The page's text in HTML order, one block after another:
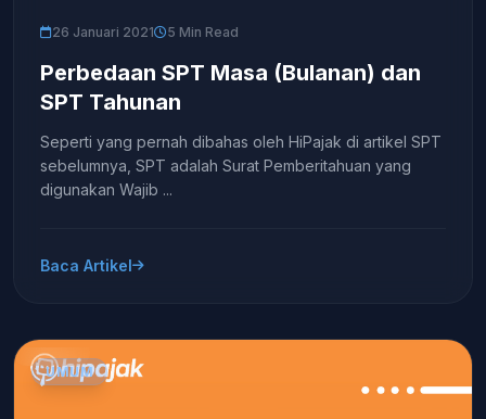
26 Januari 2021 5 Min Read
Perbedaan SPT Masa (Bulanan) dan
SPT Tahunan
Seperti yang pernah dibahas oleh HiPajak di artikel SPT
sebelumnya, SPT adalah Surat Pemberitahuan yang
digunakan Wajib ...
Baca Artikel
UMUM